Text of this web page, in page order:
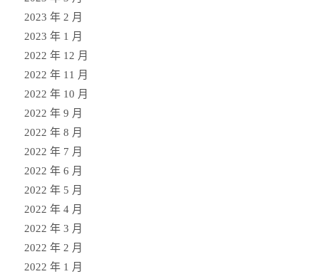
2023 年 2 月
2023 年 1 月
2022 年 12 月
2022 年 11 月
2022 年 10 月
2022 年 9 月
2022 年 8 月
2022 年 7 月
2022 年 6 月
2022 年 5 月
2022 年 4 月
2022 年 3 月
2022 年 2 月
2022 年 1 月